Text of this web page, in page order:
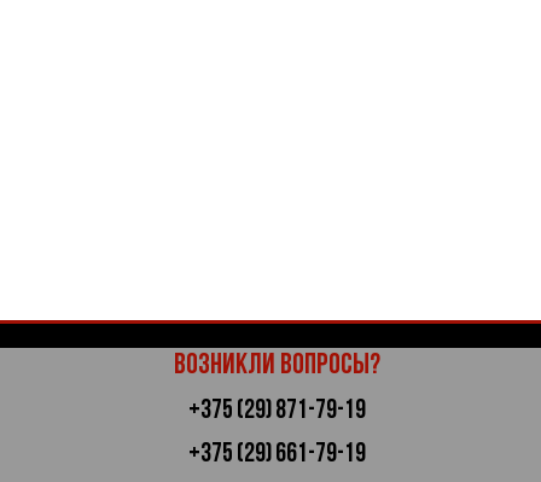
Возникли вопросы?
+375 (29) 871-79-19
+375 (29) 661-79-19